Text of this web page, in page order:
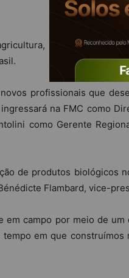
anuncia que está
profissionais que
na FMC como
como Gerente
de produtos biológicos
Flambard, vice-
em campo por meio de
em que